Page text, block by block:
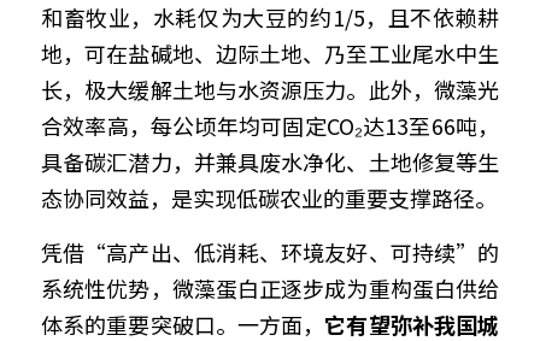
和畜牧业，水耗仅为大豆的约1/5，且不依赖耕
地，可在盐碱地、边际土地、乃至工业尾水中生
长，极大缓解土地与水资源压力。此外，微藻光
合效率高，每公顷年均可固定CO₂达13至66吨，
具备碳汇潜力，并兼具废水净化、土地修复等生
态协同效益，是实现低碳农业的重要支撑路径。
凭借“高产出、低消耗、环境友好、可持续”的
系统性优势，微藻蛋白正逐步成为重构蛋白供给
体系的重要突破口。一方面， 它有望弥补我国城